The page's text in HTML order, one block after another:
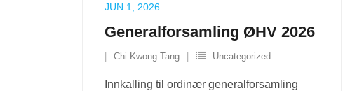
Generalforsamling ØHV 2026
JUN 1, 2026
Chi Kwong Tang Uncategorized
Innkalling til ordinær generalforsamling